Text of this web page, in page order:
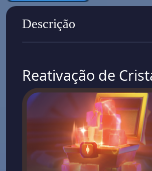
Descrição
Reativação de